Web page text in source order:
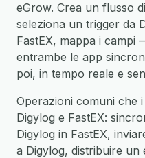
eGrow. Crea un flusso
seleziona un trigger da
FastEX, mappa i campi
entrambe le app
poi, in tempo reale e
Operazioni comuni che
Digylog e FastEX:
Digylog in FastEX,
a Digylog, distribuire un